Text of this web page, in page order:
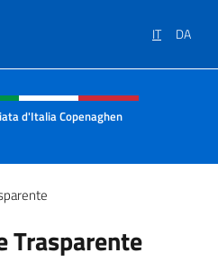
IT DA
social e menù
d'Italia Copenaghen
Trasparente